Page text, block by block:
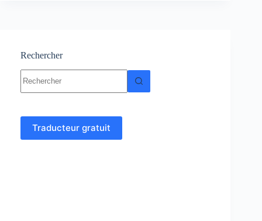
Rechercher
résultat
Traducteur gratuit